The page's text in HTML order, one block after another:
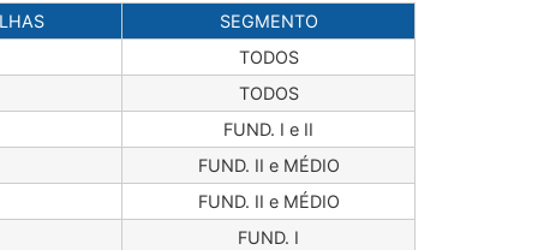
SEGMENTO
TODOS
TODOS
FUND. I e II
FUND. II e MÉDIO
FUND. II e MÉDIO
FUND. I